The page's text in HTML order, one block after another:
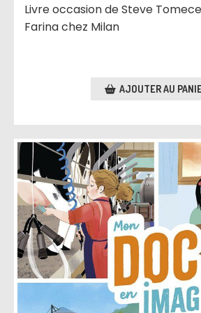
Livre occasion de Steve
Farina chez Milan
AJOUTER AU